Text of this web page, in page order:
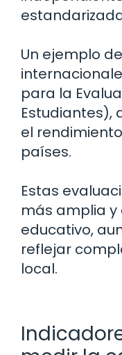
Un ejemplo
para la
Estudiantes),
el
países.
Estas
más amplia
educativo,
reflejar
local.